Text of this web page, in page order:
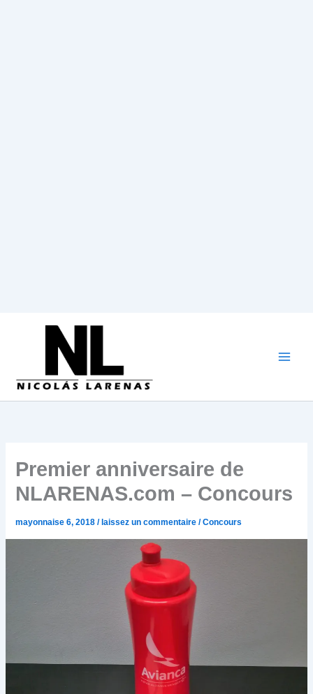
Premier anniversaire de
NLARENAS.com – Concours
mayonnaise 6, 2018/ laissez un commentaire /Concours